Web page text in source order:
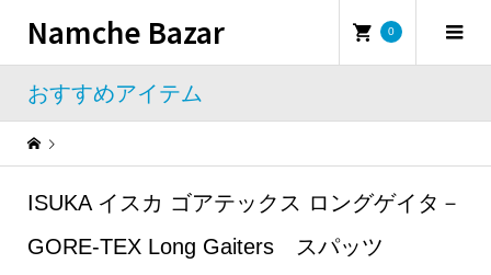
Namche Bazar 0
おすすめアイテム
ISUKA イスカ ゴアテックス ロングゲイタ－
GORE-TEX Long Gaiters スパッツ